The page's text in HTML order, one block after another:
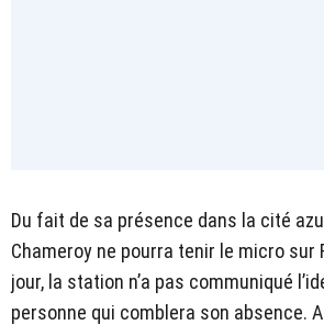
Du fait de sa présence dans la cité
Chameroy ne pourra tenir le micro sur
jour, la station n’a pas communiqué
personne qui comblera son absence.